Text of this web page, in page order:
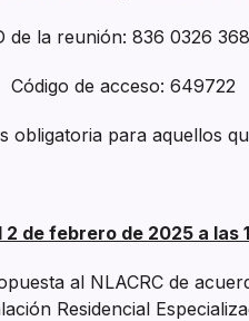
de la reunión: 836 0326
Código de acceso: 649722
obligatoria para aquellos
de febrero de 2025 a las
al NLACRC de
Residencial